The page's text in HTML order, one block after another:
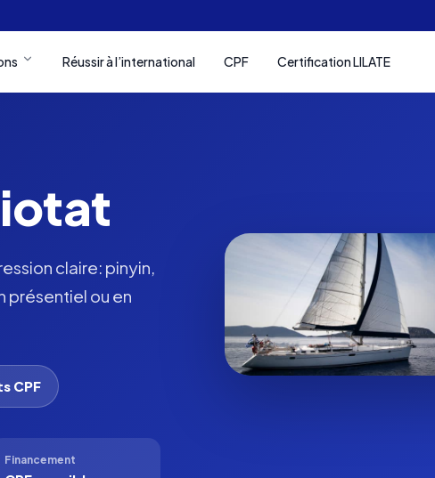
Réussir à l’international CPF Certification LILATE
claire: pinyin,
présentiel ou en
CPF
Financement